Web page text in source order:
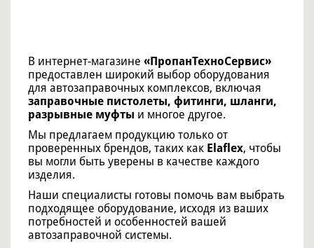
В интернет-магазине «ПропанТехноСервис»
предоставлен широкий выбор оборудования
для автозаправочных комплексов, включая
заправочные пистолеты, фитинги, шланги,
разрывные муфты и многое другое.
Мы предлагаем продукцию только от
проверенных брендов, таких как Elaflex, чтобы
вы могли быть уверены в качестве каждого
изделия.
Наши специалисты готовы помочь вам выбрать
подходящее оборудование, исходя из ваших
потребностей и особенностей вашей
автозаправочной системы.